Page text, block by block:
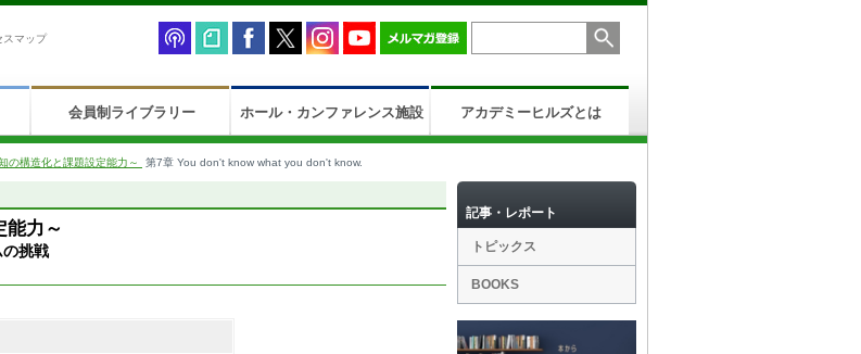
スマップ
会員制ライブラリー ホール・カンファレンス施設 アカデミーヒルズとは
の構造化と課題設定能力～ 第7章 You don't know what you don't know.
能力～
挑戦
記事・レポート
トピックス
BOOKS